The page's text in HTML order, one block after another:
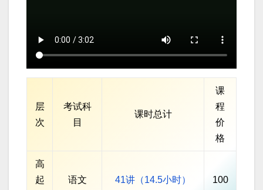
层
次
考试科
目
课时总计
课
程
价
格
高
起
语文 41讲（14.5小时） 100